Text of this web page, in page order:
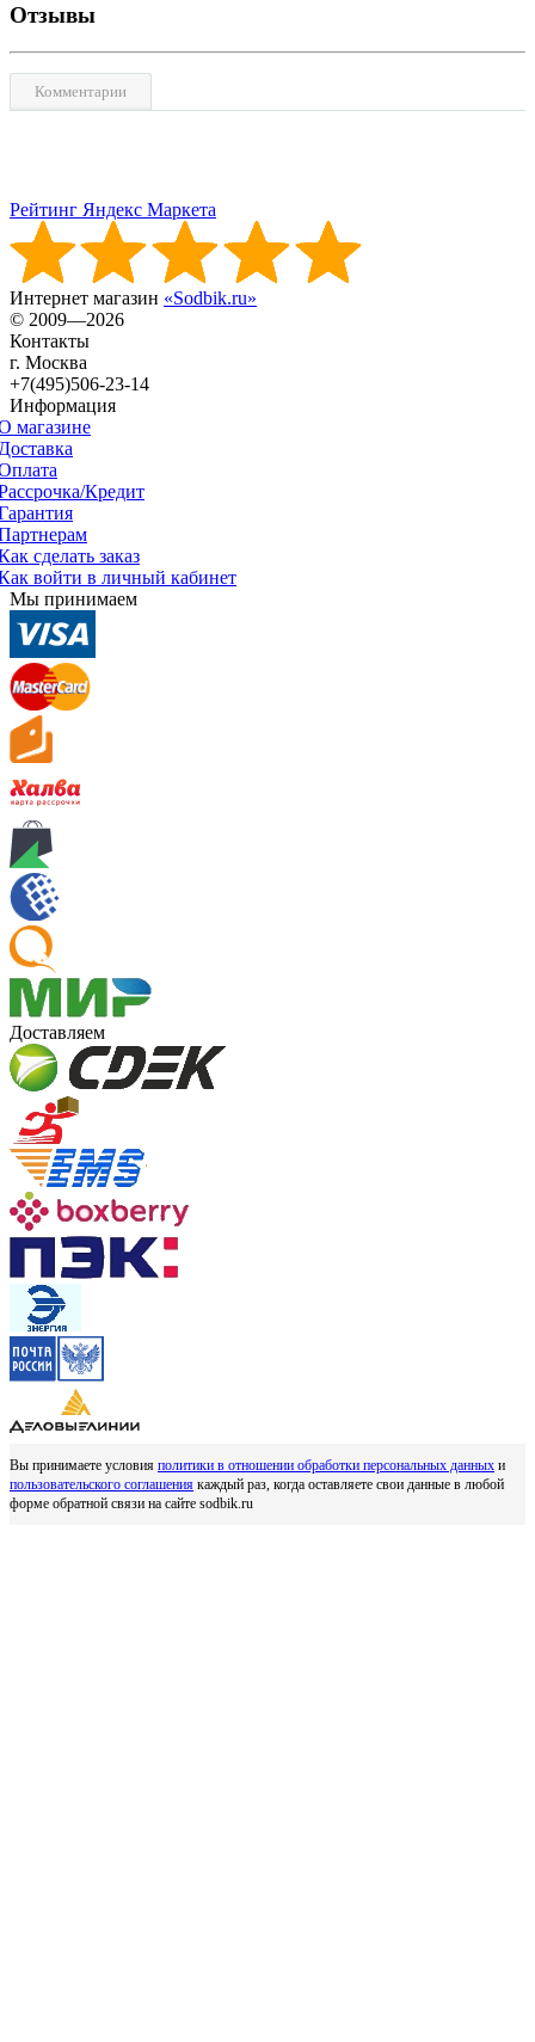
Отзывы
Комментарии
Рейтинг Яндекс Маркета
Интернет магазин «Sodbik.ru»
© 2009—2026
Контакты
г. Москва
+7(495)506-23-14
Информация
магазине
Кредит
сделать заказ
войти в личный кабинет
Мы принимаем
Доставляем
Вы принимаете условия политики в отношении обработки персональных данных и
пользовательского соглашения каждый раз, когда оставляете свои данные в любой
форме обратной связи на сайте sodbik.ru